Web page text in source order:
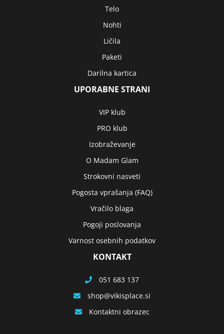
Telo
Nohti
Ličila
Paketi
Darilna kartica
UPORABNE STRANI
VIP klub
PRO klub
Izobraževanje
O Madam Glam
Strokovni nasveti
Pogosta vprašanja (FAQ)
Vračilo blaga
Pogoji poslovanja
Varnost osebnih podatkov
KONTAKT
051 683 137
shop
vikisplace.si
Kontaktni obrazec